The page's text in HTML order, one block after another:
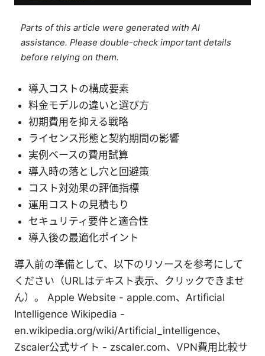
Parts of this article were generated with AI
assistance. Please double-check important details
before relying on them.
導入コストの構成要素
料金モデルの違いと選び方
初期費用を抑える戦略
ライセンス形態と契約期間の影響
実例ベースの費用試算
導入時の落とし穴と回避策
コスト対効果の評価指標
運用コストの見積もり
セキュリティ要件と適合性
導入後の最適化ポイント
導入前の準備として、以下のリソースを参考にして
ください（URLはテキスト表示、クリックできませ
ん）。 Apple Website - apple.com、Artificial
Intelligence Wikipedia -
en.wikipedia.org/wiki/Artificial_intelligence、
Zscaler公式サイト - zscaler.com、VPN費用比較サ